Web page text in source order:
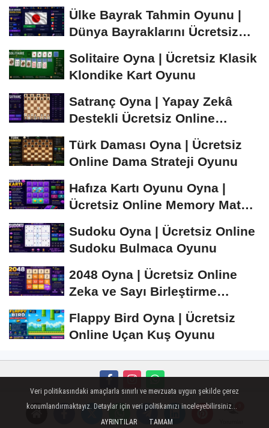
Ülke Bayrak Tahmin Oyunu |
Dünya Bayraklarını Ücretsiz
Solitaire Oyna | Ücretsiz Klasik
Klondike Kart Oyunu
Satranç Oyna | Yapay Zekâ
Destekli Ücretsiz Online
Türk Daması Oyna | Ücretsiz
Online Dama Strateji Oyunu
Hafıza Kartı Oyunu Oyna |
Ücretsiz Online Memory Match
Sudoku Oyna | Ücretsiz Online
Sudoku Bulmaca Oyunu
2048 Oyna | Ücretsiz Online
Zeka ve Sayı Birleştirme
Flappy Bird Oyna | Ücretsiz
Online Uçan Kuş Oyunu
Künye İletişim Çerez Politikası Gizlilik İlkeleri
islami sohbet Peugeot Oto Cam
Veri politikasındaki amaçlarla sınırlı ve mevzuata uygun şekilde çerez
konumlandırmaktayız. Detaylar için veri politikamızı inceleyebilirsiniz...
AYRINTILAR
TAMAM